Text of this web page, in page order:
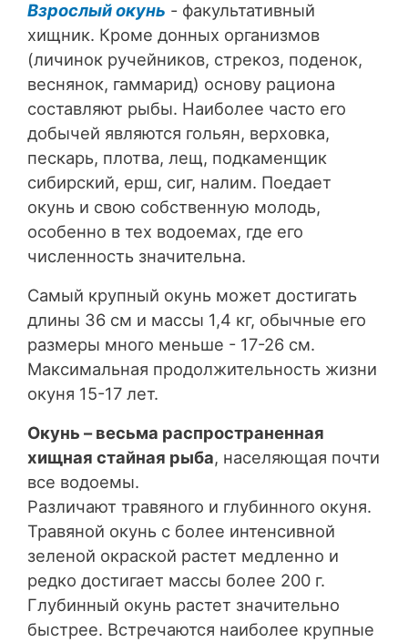
Взрослый окунь - факультативный
хищник. Кроме донных организмов
(личинок ручейников, стрекоз, поденок,
веснянок, гаммарид) основу рациона
составляют рыбы. Наиболее часто его
добычей являются гольян, верховка,
пескарь, плотва, лещ, подкаменщик
сибирский, ерш, сиг, налим. Поедает
окунь и свою собственную молодь,
особенно в тех водоемах, где его
численность значительна.
Самый крупный окунь может достигать
длины 36 см и массы 1,4 кг, обычные его
размеры много меньше - 17-26 см.
Максимальная продолжительность жизни
окуня 15-17 лет.
Окунь – весьма распространенная
хищная стайная рыба, населяющая почти
все водоемы.
Различают травяного и глубинного окуня.
Травяной окунь с более интенсивной
зеленой окраской растет медленно и
редко достигает массы более 200 г.
Глубинный окунь растет значительно
быстрее. Встречаются наиболее крупные